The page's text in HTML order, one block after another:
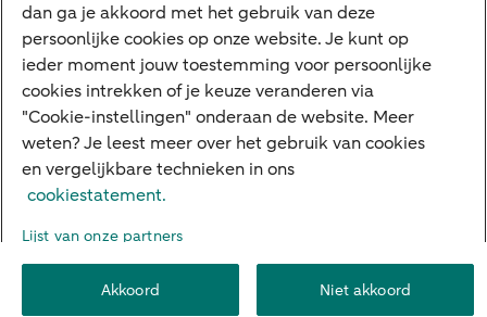
Vermogensoverdracht
Ondernemen en overdracht
Bijdragen betere wereld
Over ABN AMRO
Toegankelijkheid
PrivacyDisclaimerCookie-instellingen
dan ga je akkoord met het gebruik van deze
persoonlijke cookies op onze website. Je kunt op
ieder moment jouw toestemming voor persoonlijke
cookies intrekken of je keuze veranderen via
"Cookie-instellingen" onderaan de website. Meer
weten? Je leest meer over het gebruik van cookies
en vergelijkbare technieken in ons
cookiestatement.
Lijst van onze partners
Akkoord Niet akkoord